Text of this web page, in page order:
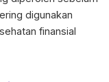
digunakan
finansial